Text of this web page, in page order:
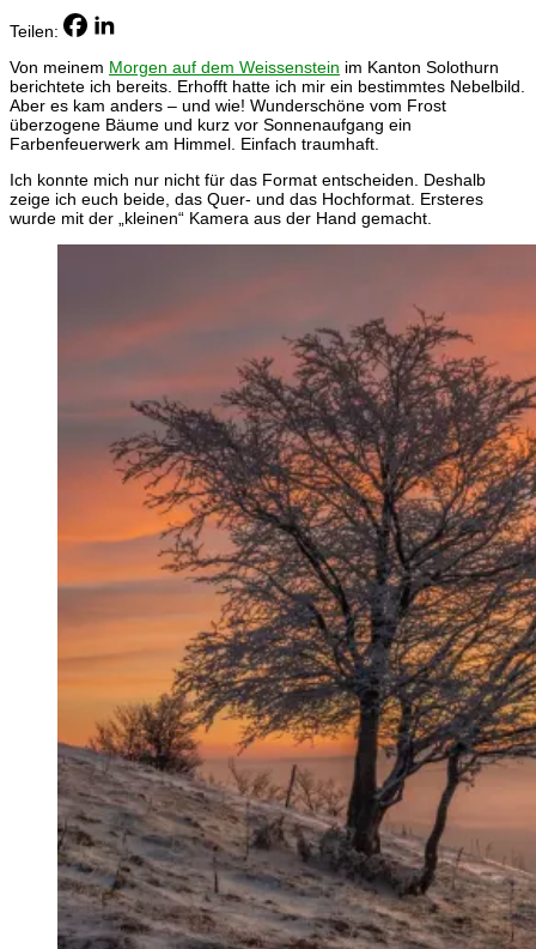
Teilen:
Von meinem Morgen auf dem Weissenstein im Kanton Solothurn
berichtete ich bereits. Erhofft hatte ich mir ein bestimmtes Nebelbild.
Aber es kam anders – und wie! Wunderschöne vom Frost
überzogene Bäume und kurz vor Sonnenaufgang ein
Farbenfeuerwerk am Himmel. Einfach traumhaft.
Ich konnte mich nur nicht für das Format entscheiden. Deshalb
zeige ich euch beide, das Quer- und das Hochformat. Ersteres
wurde mit der „kleinen“ Kamera aus der Hand gemacht.